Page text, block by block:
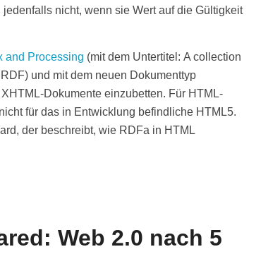
nicht, wenn sie Wert auf die Gültigkeit
and Processing (mit dem Untertitel: A collection
) und mit dem neuen Dokumenttyp
Dokumente einzubetten. Für HTML-
für das in Entwicklung befindliche HTML5.
der beschreibt, wie RDFa in HTML
Web 2.0 nach 5